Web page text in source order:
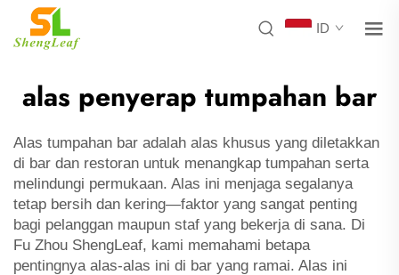
ID
alas penyerap tumpahan bar
Alas tumpahan bar adalah alas khusus yang diletakkan
di bar dan restoran untuk menangkap tumpahan serta
melindungi permukaan. Alas ini menjaga segalanya
tetap bersih dan kering—faktor yang sangat penting
bagi pelanggan maupun staf yang bekerja di sana. Di
Fu Zhou ShengLeaf, kami memahami betapa
pentingnya alas-alas ini di bar yang ramai. Alas ini